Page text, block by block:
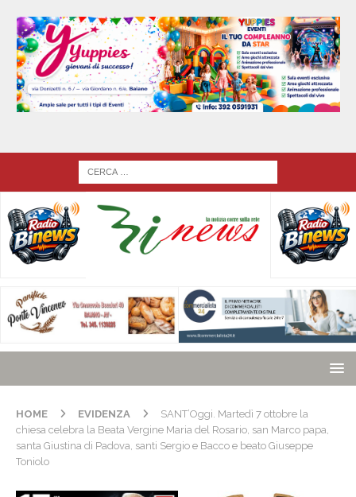
HOME EVIDENZA
SANT’Oggi. Martedì 7 ottobre la
chiesa celebra la Beata Vergine Maria del Rosario, san Marco papa,
santa Giustina di Padova, santi Sergio e Bacco e beato Giuseppe
Toniolo